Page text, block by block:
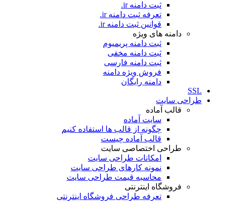
ثبت دامنه ir.
تعرفه ثبت دامنه ir.
قوانین ثبت دامنه ir.
دامنه های ویژه
ثبت دامنه پریمیوم
ثبت دامنه مخفی
ثبت دامنه فارسی
فروش ویژه دامنه
دامنه رایگان
SSL
طراحی سايت
قالب آماده
سایت آماده
چگونه از قالب ها استفاده کنیم
قالب آماده چیست
طراحی اختصاصی سایت
امکانات طراحی سایت
نمونه کارهای طراحی سایت
محاسبه قیمت طراحی سایت
فروشگاه اینترنتی
تعرفه طراحی فروشگاه اینترنتی